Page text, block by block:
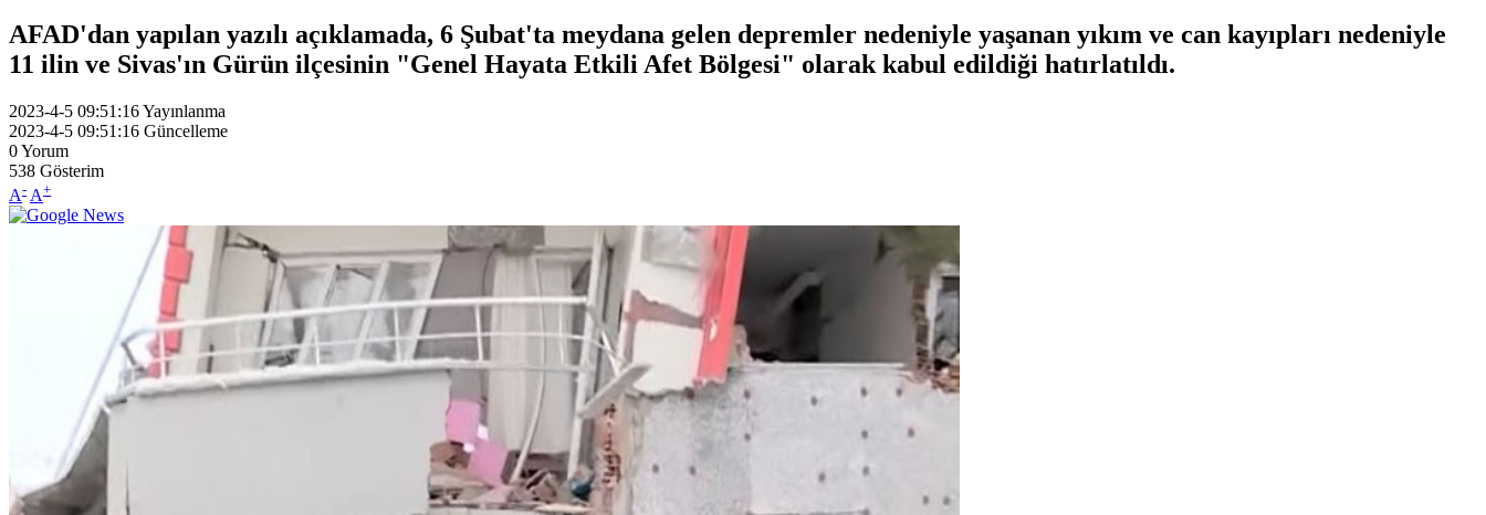
AFAD'dan yapılan yazılı açıklamada, 6 Şubat'ta meydana gelen depremler nedeniyle yaşanan yıkım ve can kayıpları nedeniyle
11 ilin ve Sivas'ın Gürün ilçesinin "Genel Hayata Etkili Afet Bölgesi" olarak kabul edildiği hatırlatıldı.
2023-4-5 09:51:16Yayınlanma
2023-4-5 09:51:16 Güncelleme
0Yorum
538 Gösterim
A- A+